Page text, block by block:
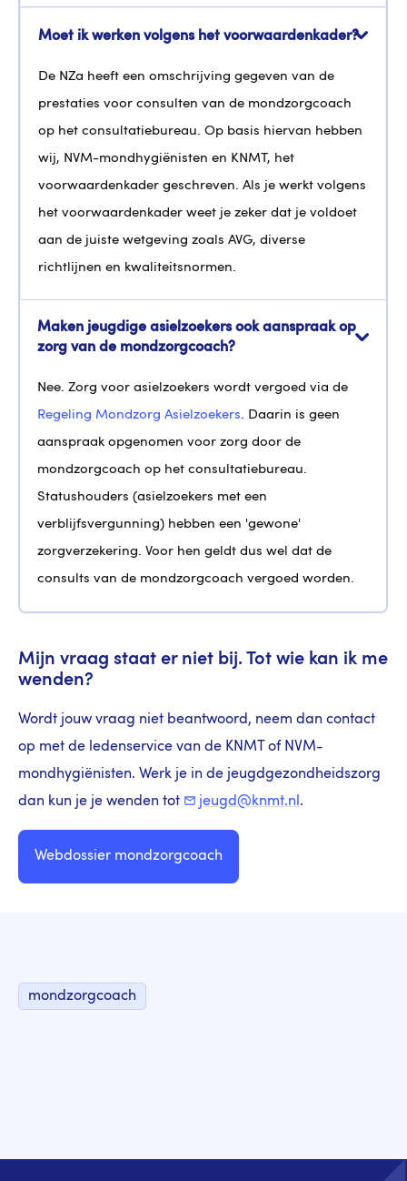
Moet ik werken volgens het voorwaardenkader?
De NZa heeft een omschrijving gegeven van de
prestaties voor consulten van de mondzorgcoach
op het consultatiebureau. Op basis hiervan hebben
wij, NVM-mondhygiënisten en KNMT, het
voorwaardenkader geschreven. Als je werkt volgens
het voorwaardenkader weet je zeker dat je voldoet
aan de juiste wetgeving zoals AVG, diverse
richtlijnen en kwaliteitsnormen.
Maken jeugdige asielzoekers ook aanspraak op
zorg van de mondzorgcoach?
Nee. Zorg voor asielzoekers wordt vergoed via de
Regeling Mondzorg Asielzoekers. Daarin is geen
aanspraak opgenomen voor zorg door de
mondzorgcoach op het consultatiebureau.
Statushouders (asielzoekers met een
verblijfsvergunning) hebben een 'gewone'
zorgverzekering. Voor hen geldt dus wel dat de
consults van de mondzorgcoach vergoed worden.
Mijn vraag staat er niet bij. Tot wie kan ik me
wenden?
Wordt jouw vraag niet beantwoord, neem dan contact
op met de ledenservice van de KNMT of NVM-
mondhygiënisten. Werk je in de jeugdgezondheidszorg
dan kun je je wenden tot
jeugd@knmt.nl .
Webdossier mondzorgcoach
mondzorgcoach